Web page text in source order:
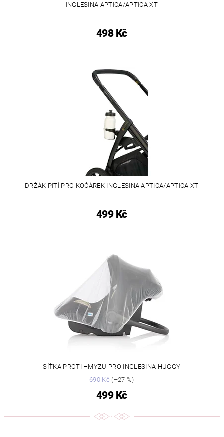
INGLESINA APTICA/APTICA XT
498 Kč
DRŽÁK PITÍ PRO KOČÁREK INGLESINA APTICA/APTICA XT
499 Kč
SÍŤKA PROTI HMYZU PRO INGLESINA HUGGY
690 Kč(–27 %)
499 Kč